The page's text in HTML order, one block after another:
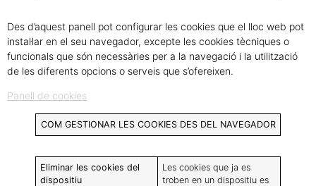
Des d’aquest panell pot configurar les cookies que el lloc web pot
instal·lar en el seu navegador, excepte les cookies tècniques o
funcionals que són necessàries per a la navegació i la utilització
de les diferents opcions o serveis que s’ofereixen.
Panell de cookies
COM GESTIONAR LES COOKIES DES DEL NAVEGADOR
Eliminar les cookies del
dispositiu
Les cookies que ja es
troben en un dispositiu es